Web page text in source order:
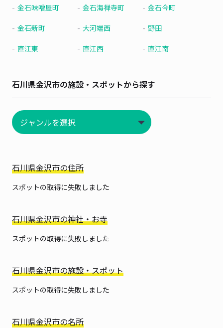
金石味噌屋町 金石海禅寺町 金石今町
金石新町 大河端西 野田
直江東 直江西 直江南
石川県金沢市の施設・スポットから探す
石川県金沢市の住所
スポットの取得に失敗しました
石川県金沢市の神社・お寺
スポットの取得に失敗しました
石川県金沢市の施設・スポット
スポットの取得に失敗しました
石川県金沢市の名所